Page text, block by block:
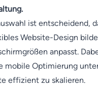
ist entscheidend,
Website-Design
anpasst.
mobile Optimierung
effizient zu skalieren.